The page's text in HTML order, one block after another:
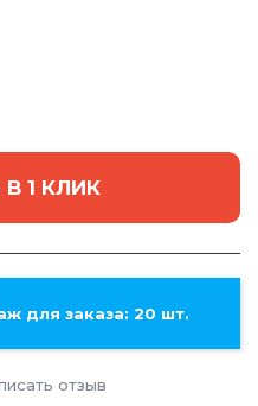
1 КЛИК
для заказа: 20 шт.
отзыв